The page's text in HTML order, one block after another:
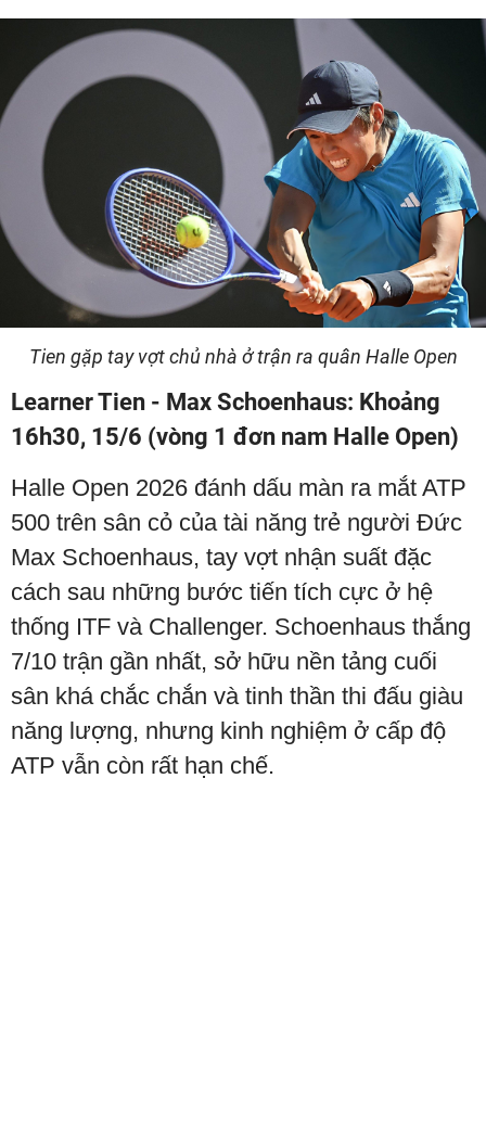
Tien gặp tay vợt chủ nhà ở trận ra quân Halle Open
Learner Tien - Max Schoenhaus: Khoảng
16h30, 15/6 (vòng 1 đơn nam Halle Open)
Halle Open 2026 đánh dấu màn ra mắt ATP
500 trên sân cỏ của tài năng trẻ người Đức
Max Schoenhaus, tay vợt nhận suất đặc
cách sau những bước tiến tích cực ở hệ
thống ITF và Challenger. Schoenhaus thắng
7/10 trận gần nhất, sở hữu nền tảng cuối
sân khá chắc chắn và tinh thần thi đấu giàu
năng lượng, nhưng kinh nghiệm ở cấp độ
ATP vẫn còn rất hạn chế.